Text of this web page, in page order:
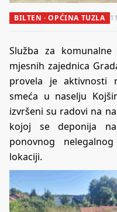
BILTEN · OPĆINA TUZLA
Služba za
mjesnih zajednica
provela je aktivnosti
smeća u naselju
izvršeni su radovi na
kojoj se deponija
ponovnog
lokaciji.